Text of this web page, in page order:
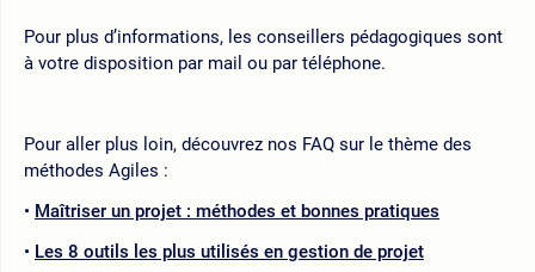
Pour plus d’informations, les conseillers pédagogiques sont
à votre disposition par mail ou par téléphone.
Pour aller plus loin, découvrez nos FAQ sur le thème des
méthodes Agiles :
Maîtriser un projet : méthodes et bonnes pratiques
Les 8 outils les plus utilisés en gestion de projet